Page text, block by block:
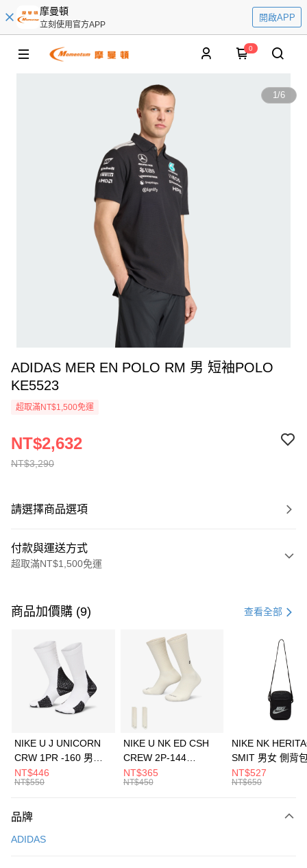
摩曼頓
立刻使用官方APP
開啟APP
0
1/6
ADIDAS MER EN POLO RM 男 短袖POLO
KE5523
超取滿NT$1,500免運
NT$3,290
NT$2,632
請選擇商品選項
付款與運送方式
超取滿NT$1,500免運
信用卡一次付款
3 期 0 利率 每期 21家銀行
合作金庫商業銀行
第一商業銀行
華南商業銀行
彰化商業銀行
上海商業儲蓄銀行
元大商業銀行
台灣樂天信用卡公司
Apple Pay
全盈+PAY
AFTEE先享後付
【關於「AFTEE先享後付」】
便利好安心！
運送方式
商品加價購 (9) 查看全部
NIKE U J UNICORN
CRW 1PR -160 男女
中統襪 FZ3393100
NT$446
NT$550
NIKE U NK ED CSH
CREW 2P-144
EMBRDY 男女 短統襪
FZ3073133
NT$365
NT$450
NIKE NK
SMIT 男女 側背
BA5871010
NT$527
NT$650
品牌
ADIDAS